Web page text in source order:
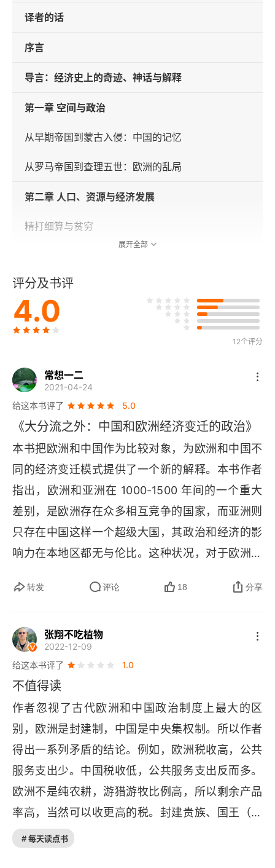
译者的话
序言
导言：经济史上的奇迹、神话与解释
第一章 空间与政治
从早期帝国到蒙古入侵：中国的记忆
从罗马帝国到查理五世：欧洲的乱局
第二章 人口、资源与经济发展
精打细算与贫穷
家庭与劳动力市场
家庭与工资
从长距离贸易中得出的教训
从一个模型看实施机制之间的竞争
中国与欧洲：相似与差异
高频度的本地贸易
在帝国阴影下的贸易制度
城市与经济发展
要素成本与制造业
长时段视角下的工业革命
余论：中国和欧洲的分道扬镳
第五章 信用市场与经济变迁
信用市场与资本价格
欧洲的经验——从利息率到信用市场
中国：信用市场存在吗？
中国和欧洲的一个关键性差异：信贷需求水平
展开全部
评分及书评
4.0
12个评分
常想一二
2021-04-24
给这本书评了
5.0
《大分流之外：中国和欧洲经济变迁的政治》
本书把欧洲和中国作为比较对象，为欧洲和中国不
同的经济变迁模式提供了一个新的解释。本书作者
指出，欧洲和亚洲在 1000-1500 年间的一个重大
差别，是欧洲存在众多相互竞争的国家，而亚洲则
只存在中国这样一个超级大国，其政治和经济的影
响力在本地区都无与伦比。这种状况，对于欧洲和
转发 评论 18 分享
张翔不吃植物
2022-12-09
给这本书评了
1.0
不值得读
作者忽视了古代欧洲和中国政治制度上最大的区
别，欧洲是封建制，中国是中央集权制。所以作者
得出一系列矛盾的结论。例如，欧洲税收高，公共
服务支出少。中国税收低，公共服务支出反而多。
欧洲不是纯农耕，游猎游牧比例高，所以剩余产品
率高，当然可以收更高的税。封建贵族、国王（中
央）只负责各自领地上的公共设施建设。于是作者
# 每天读点书